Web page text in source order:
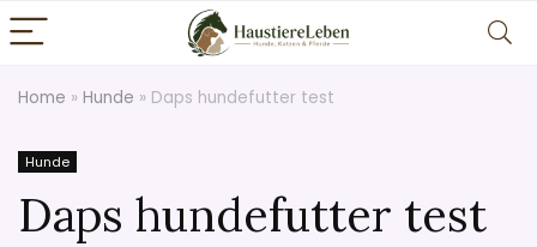
Home » Hunde » Daps hundefutter test
Hunde
Daps hundefutter test